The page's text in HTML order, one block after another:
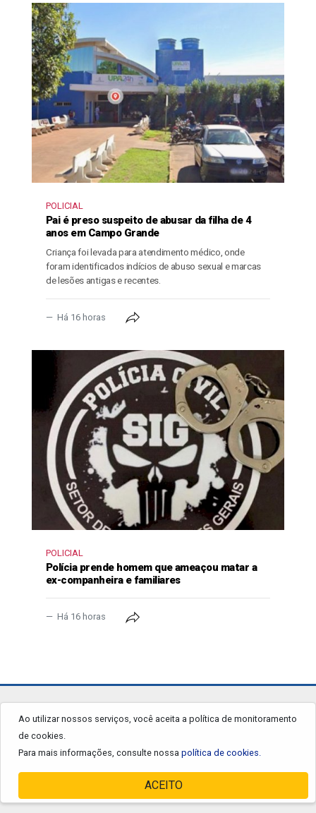
POLICIAL
Pai é preso suspeito de abusar da filha de 4
anos em Campo Grande
Criança foi levada para atendimento médico, onde
foram identificados indícios de abuso sexual e marcas
de lesões antigas e recentes.
Há 16 horas
POLICIAL
Polícia prende homem que ameaçou matar a
ex-companheira e familiares
Há 16 horas
Ao utilizar nossos serviços, você aceita a política de monitoramento
de cookies.
Para mais informações, consulte nossa política de cookies.
ACEITO
jornalgrandourados.com.br